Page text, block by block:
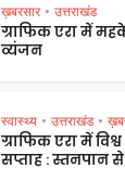
ख़बरसार • उत्तराखंड
ग्राफिक एरा में
व्यंजन
स्वास्थ्य • उत्तराखंड •
ग्राफिक एरा में
सप्ताह : स्तनपान